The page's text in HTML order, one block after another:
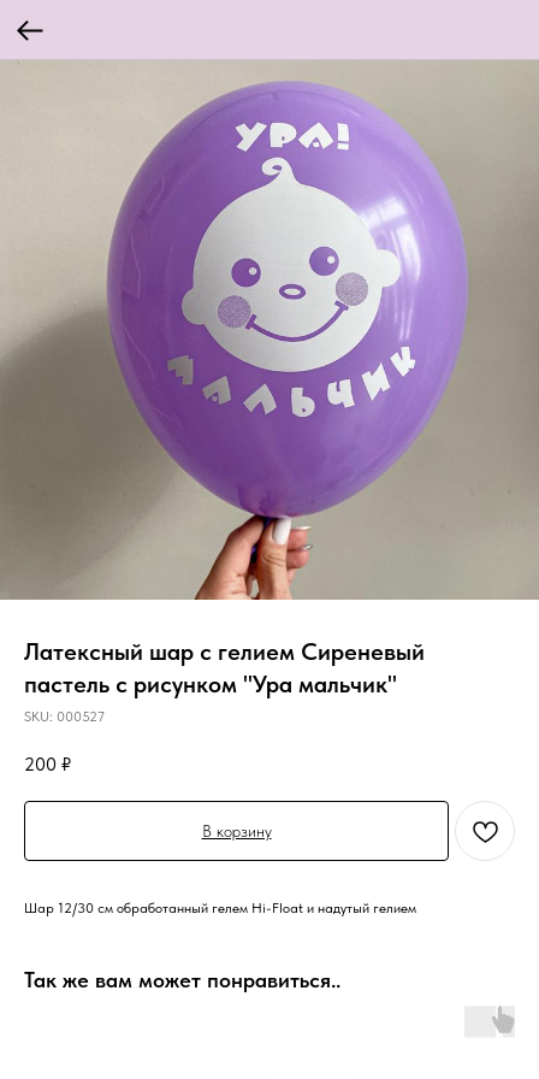
Латексный шар с гелием Сиреневый
пастель с рисунком "Ура мальчик"
SKU: 000527
200 ₽
В корзину
Шар 12/30 см обработанный гелем Hi-Float и надутый гелием
Так же вам может понравиться..